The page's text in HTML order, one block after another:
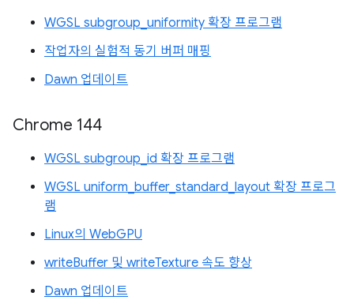
WGSL subgroup_uniformity 확장 프로그램
작업자의 실험적 동기 버퍼 매핑
Dawn 업데이트
Chrome 144
WGSL subgroup_id 확장 프로그램
WGSL uniform_buffer_standard_layout 확장 프로그
램
Linux의 WebGPU
writeBuffer 및 writeTexture 속도 향상
Dawn 업데이트